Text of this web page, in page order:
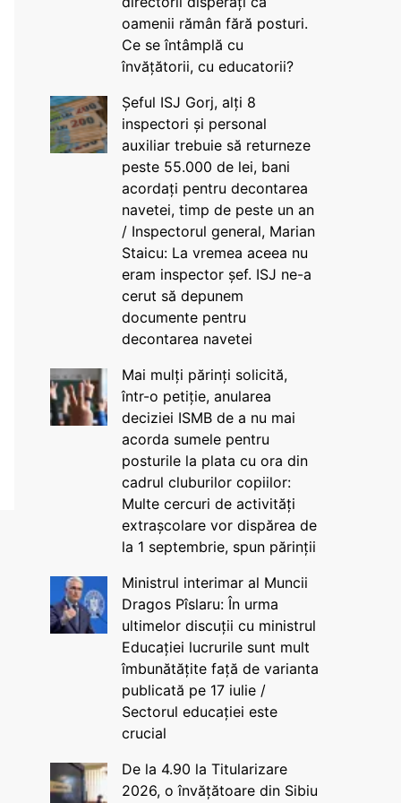
oamenii rămân fără posturi.
Ce se întâmplă cu
învățătorii, cu educatorii?
Șeful ISJ Gorj, alți 8
inspectori și personal
auxiliar trebuie să returneze
peste 55.000 de lei, bani
acordați pentru decontarea
navetei, timp de peste un an
/ Inspectorul general, Marian
Staicu: La vremea aceea nu
eram inspector șef. ISJ ne-a
cerut să depunem
documente pentru
decontarea navetei
Mai mulți părinți solicită,
într-o petiție, anularea
deciziei ISMB de a nu mai
acorda sumele pentru
posturile la plata cu ora din
cadrul cluburilor copiilor:
Multe cercuri de activități
extrașcolare vor dispărea de
la 1 septembrie, spun părinții
Ministrul interimar al Muncii
Dragos Pîslaru: În urma
ultimelor discuții cu ministrul
Educației lucrurile sunt mult
îmbunătățite față de varianta
publicată pe 17 iulie /
Sectorul educației este
crucial
De la 4.90 la Titularizare
2026, o învățătoare din Sibiu